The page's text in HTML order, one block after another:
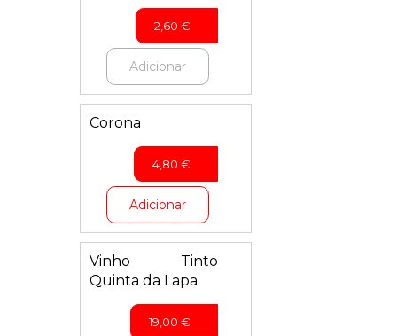
2,60 €
Adicionar
Corona
4,80 €
Adicionar
Vinho Tinto
Quinta da Lapa
19,00 €